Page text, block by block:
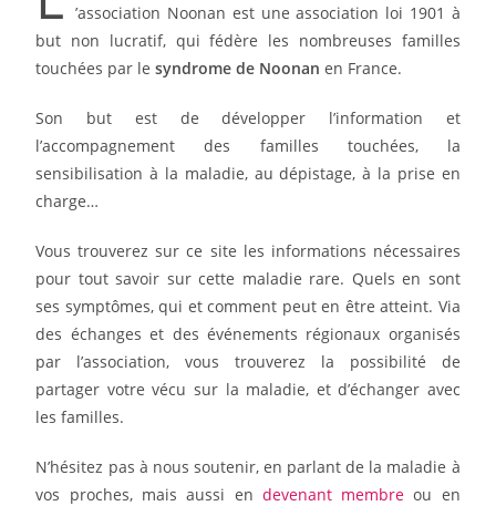
’association Noonan est une association loi 1901 à
but non lucratif, qui fédère les nombreuses familles
touchées par lesyndrome de Noonan en France.
Son but est de développer l’information et
l’accompagnement des familles touchées, la
sensibilisation à la maladie, au dépistage, à la prise en
charge…
Vous trouverez sur ce site les informations nécessaires
pour tout savoir sur cette maladie rare. Quels en sont
ses symptômes, qui et comment peut en être atteint. Via
des échanges et des événements régionaux organisés
par l’association, vous trouverez la possibilité de
partager votre vécu sur la maladie, et d’échanger avec
les familles.
N’hésitez pas à nous soutenir, en parlant de la maladie à
vos proches, mais aussi en devenant membre ou en